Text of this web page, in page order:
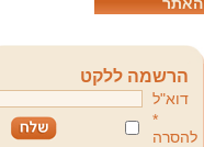
הרשמה ללקט
דוא"ל
*
להסרה